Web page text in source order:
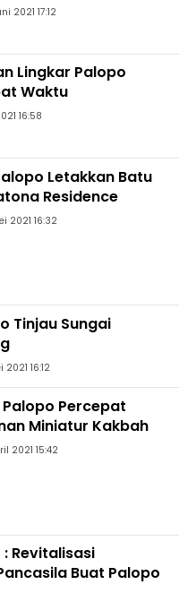
2021 17:12
Lingkar Palopo
Waktu
16:58
Letakkan Batu
Residence
2021 16:32
Tinjau Sungai
2021 16:12
Palopo Percepat
Miniatur Kakbah
2021 15:42
Revitalisasi
Buat Palopo